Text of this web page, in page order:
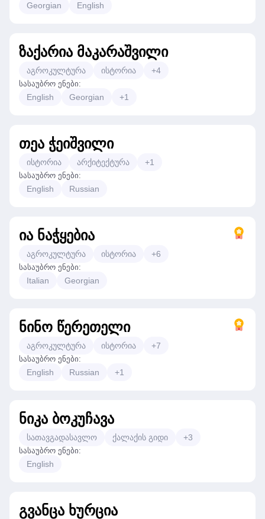
Georgian English
ზაქარია მაკარაშვილი
აგროკულტურა ისტორია +4
სასაუბრო ენები:
English Georgian +1
თეა ჭეიშვილი
ისტორია არქიტექტურა +1
სასაუბრო ენები:
English Russian
ია ნაჭყებია
აგროკულტურა ისტორია +6
სასაუბრო ენები:
Italian Georgian
ნინო წერეთელი
აგროკულტურა ისტორია +7
სასაუბრო ენები:
English Russian +1
ნიკა ბოკუჩავა
სათავგადასავლო ქალაქის გიდი +3
სასაუბრო ენები:
English
გვანცა ხურცია